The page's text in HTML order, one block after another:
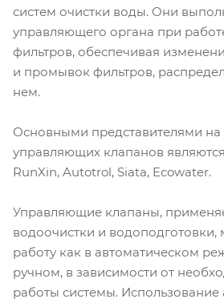
систем очистки воды. Они
управляющего органа при
фильтров, обеспечивая
и промывок фильтров,
нем.
Основными представителями
управляющих клапанов
RunXin, Autotrol, Siata, Ecowater.
Управляющие клапаны,
водоочистки и водоподготовки,
работу как в автоматическом
ручном, в зависимости от
работы системы. Использование